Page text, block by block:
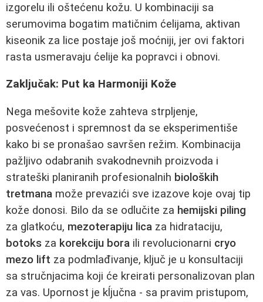
izgorelu ili oštećenu kožu. U kombinaciji sa
serumovima bogatim matičnim ćelijama, aktivan
kiseonik za lice postaje još moćniji, jer ovi faktori
rasta usmeravaju ćelije ka popravci i obnovi.
Zaključak: Put ka Harmoniji Kože
Nega mešovite kože zahteva strpljenje,
posvećenost i spremnost da se eksperimentiše
kako bi se pronašao savršen režim. Kombinacija
pažljivo odabranih svakodnevnih proizvoda i
strateški planiranih profesionalnih bioloških
tretmana može prevazići sve izazove koje ovaj tip
kože donosi. Bilo da se odlučite za hemijski piling
za glatkoću, mezoterapiju lica za hidrataciju,
botoks za korekciju bora ili revolucionarni cryo
mezo lift za podmlađivanje, ključ je u konsultaciji
sa stručnjacima koji će kreirati personalizovan plan
za vas. Upornost je kĺjučna - sa pravim pristupom,